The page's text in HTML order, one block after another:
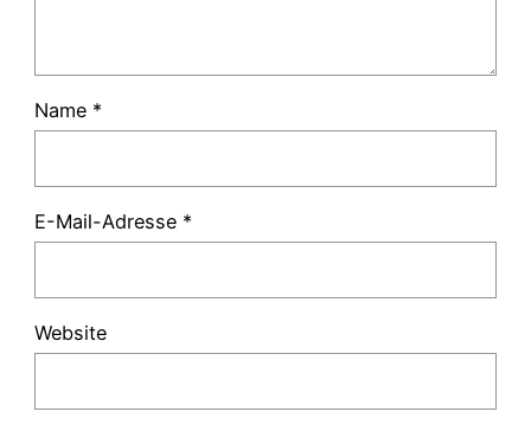
Name *
E-Mail-Adresse *
Website